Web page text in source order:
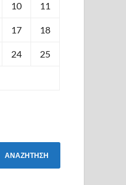
10 11
17 18
24 25